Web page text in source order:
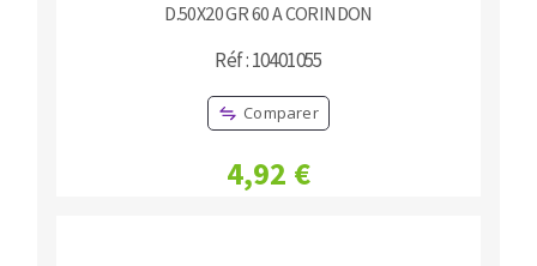
D.50X20 GR 60 A CORINDON
Réf : 10401055
Comparer
4,92 €